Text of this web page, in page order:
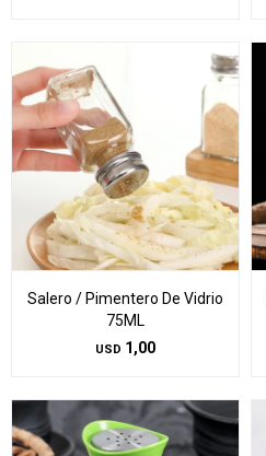
Salero / Pimentero De Vidrio
75ML
USD 1,00